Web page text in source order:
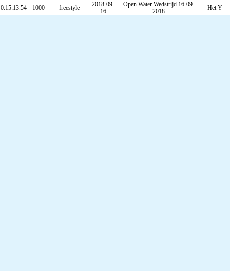
0:15:13.54 1000 freestyle
2018-09-
16
Open Water Wedstrijd 16-09-
2018
Het Y